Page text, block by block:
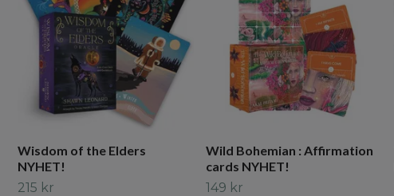
Wisdom of the Elders
NYHET!
215 kr
Wild Bohemian : Affirmation
cards NYHET!
149 kr